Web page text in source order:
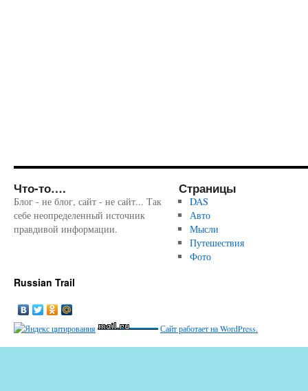
Что-то….
Блог - не блог, сайт - не сайт... Так
себе неопределенный источник
правдивой информации.
Страницы
DAS
Авто
Мысли
Путешествия
Фото
Russian Trail
Сайт работает на WordPress.